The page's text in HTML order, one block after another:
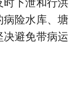
时下泄和行洪
病险水库、塘
避免带病运